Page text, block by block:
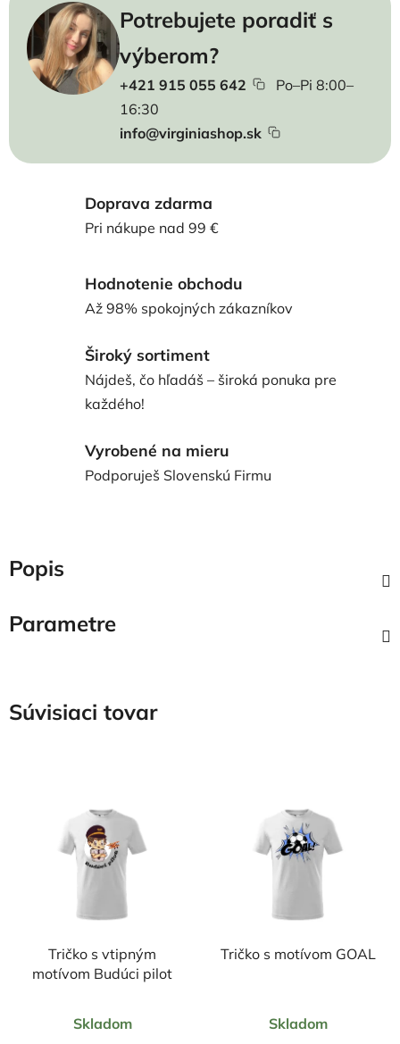
Potrebujete poradiť s
výberom?
+421 915 055 642
Po–Pi 8:00–
16:30
info@virginiashop.sk
Doprava zdarma
Pri nákupe nad 99 €
Hodnotenie obchodu
Až 98% spokojných zákazníkov
Široký sortiment
Nájdeš, čo hľadáš – široká ponuka pre
každého!
Vyrobené na mieru
Podporuješ Slovenskú Firmu
Popis
Parametre
Súvisiaci tovar
Tričko s vtipným
motívom Budúci pilot
hodnotenie
Skladom
Tričko s motívom GOAL
hodnotenie
Skladom